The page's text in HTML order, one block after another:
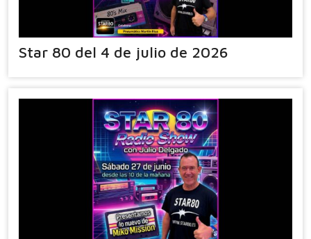
Star 80 del 4 de julio de 2026